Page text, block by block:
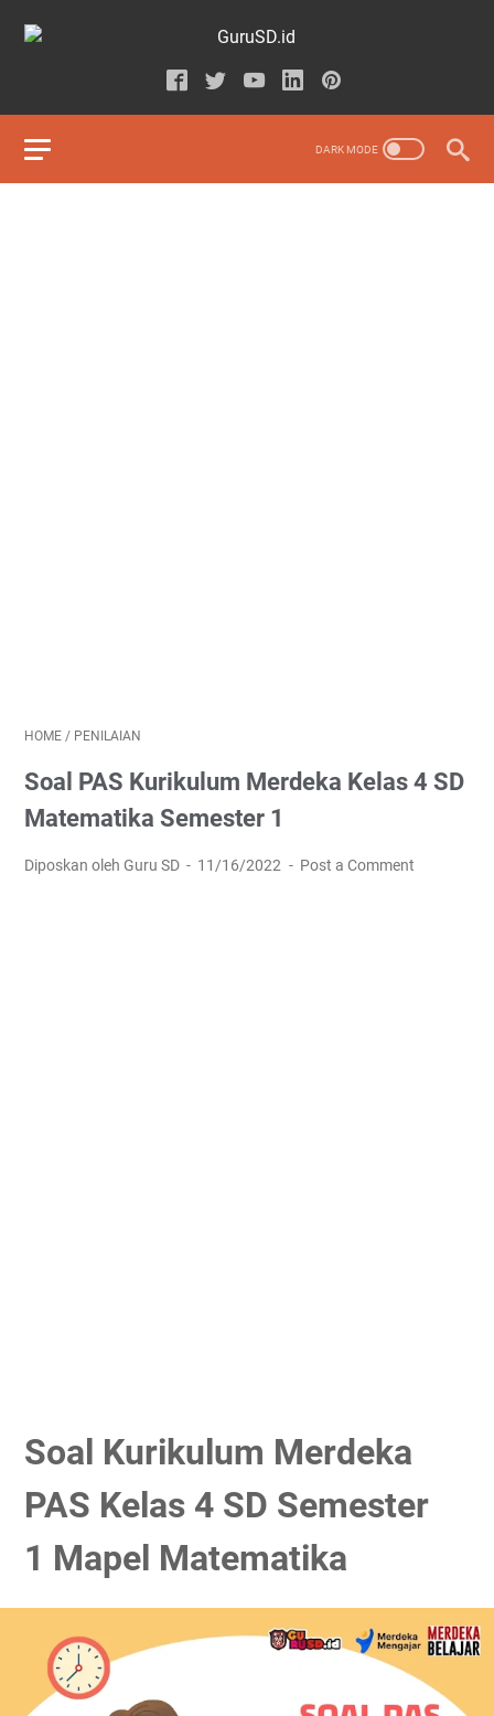
HOME / PENILAIAN
Soal PAS Kurikulum Merdeka Kelas 4 SD
Matematika Semester 1
Diposkan oleh Guru SD 11/16/2022 Post a Comment
Soal Kurikulum Merdeka
PAS Kelas 4 SD Semester
1 Mapel Matematika